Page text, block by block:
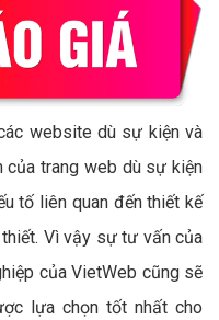
website dù sự kiện và
của trang web dù sự kiện
tố liên quan đến thiết kế
Vì vậy sự tư vấn của
của VietWeb cũng sẽ
lựa chọn tốt nhất cho